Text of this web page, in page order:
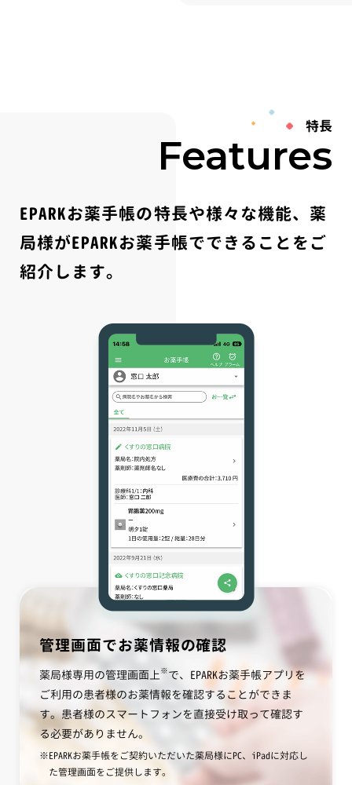
特長
Features
EPARKお薬手帳の特長や様々な機能、薬
局様がEPARKお薬手帳でできることをご
紹介します。
管理画面でお薬情報の確認
薬局様専用の管理画面上※で、EPARKお薬手帳アプリを
ご利用の患者様のお薬情報を確認することができま
す。患者様のスマートフォンを直接受け取って確認す
る必要がありません。
EPARKお薬手帳をご契約いただいた薬局様にPC、iPadに対応し
た管理画面をご提供します。